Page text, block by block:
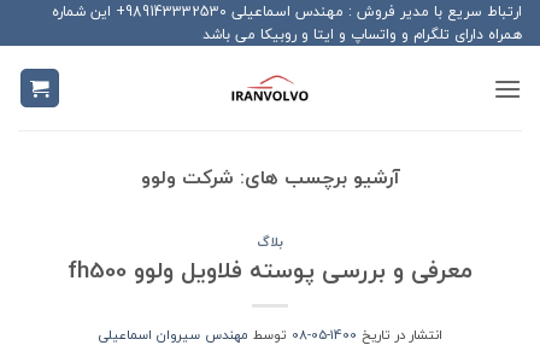
Skip
to
content
ارتباط سریع با مدیر فروش : مهندس اسماعیلی 989143332530+ این شماره
همراه دارای تلگرام و واتساپ و ایتا و روبیکا می باشد
آرشیو برچسب های: شرکت ولوو
بلاگ
معرفی و بررسی پوسته فلاویل ولوو fh500
انتشار در تاریخ 1400-05-08 توسط مهندس سیروان اسماعیلی